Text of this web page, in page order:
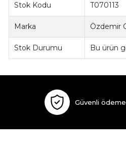
Stok Kodu T070113
Marka Özdemir
Stok Durumu Bu ürün
Güvenli ödeme